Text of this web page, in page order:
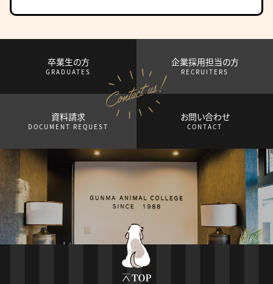
卒業生の方
GRADUATES
企業採用担当の方
RECRUITERS
資料請求
DOCUMENT REQUEST
お問い合わせ
CONTACT